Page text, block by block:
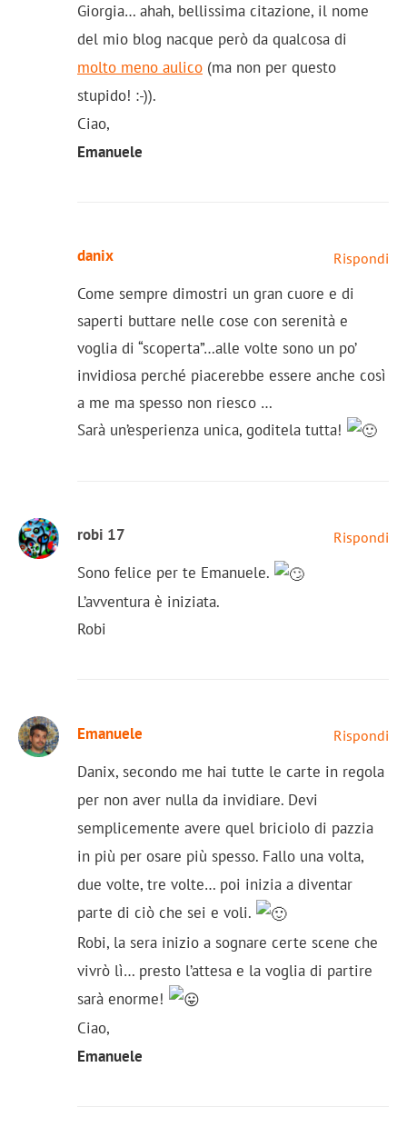
Giorgia… ahah, bellissima citazione, il nome
del mio blog nacque però da qualcosa di
molto meno aulico (ma non per questo
stupido! :-)).
Ciao,
Emanuele
danix Rispondi
Come sempre dimostri un gran cuore e di
saperti buttare nelle cose con serenità e
voglia di “scoperta”…alle volte sono un po’
invidiosa perché piacerebbe essere anche così
a me ma spesso non riesco …
Sarà un’esperienza unica, goditela tutta!
robi 17 Rispondi
Sono felice per te Emanuele.
L’avventura è iniziata.
Robi
Emanuele Rispondi
Danix, secondo me hai tutte le carte in regola
per non aver nulla da invidiare. Devi
semplicemente avere quel briciolo di pazzia
in più per osare più spesso. Fallo una volta,
due volte, tre volte… poi inizia a diventar
parte di ciò che sei e voli.
Robi, la sera inizio a sognare certe scene che
vivrò lì… presto l’attesa e la voglia di partire
sarà enorme!
Ciao,
Emanuele